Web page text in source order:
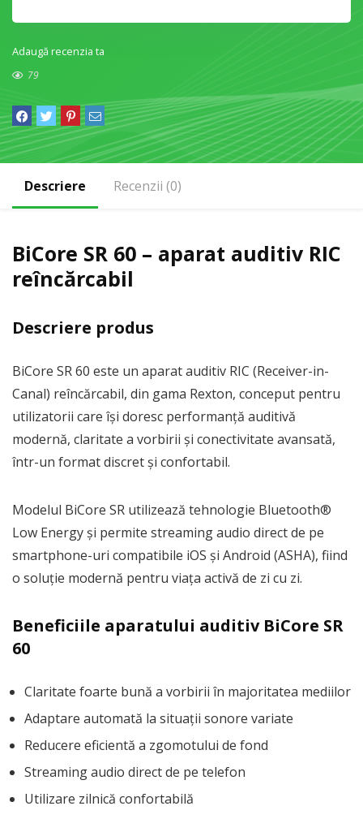
Adaugă recenzia ta
79
Descriere Recenzii (0)
BiCore SR 60 – aparat auditiv RIC
reîncărcabil
Descriere produs
BiCore SR 60 este un aparat auditiv RIC (Receiver-in-
Canal) reîncărcabil, din gama Rexton, conceput pentru
utilizatorii care își doresc performanță auditivă
modernă, claritate a vorbirii și conectivitate avansată,
într-un format discret și confortabil.
Modelul BiCore SR utilizează tehnologie Bluetooth®
Low Energy și permite streaming audio direct de pe
smartphone-uri compatibile iOS și Android (ASHA), fiind
o soluție modernă pentru viața activă de zi cu zi.
Beneficiile aparatului auditiv BiCore SR
60
Claritate foarte bună a vorbirii în majoritatea mediilor
Adaptare automată la situații sonore variate
Reducere eficientă a zgomotului de fond
Streaming audio direct de pe telefon
Utilizare zilnică confortabilă